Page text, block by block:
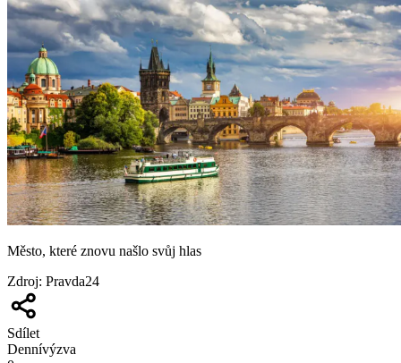
Město, které znovu našlo svůj hlas
Zdroj: Pravda24
Sdílet
Dennívýzva